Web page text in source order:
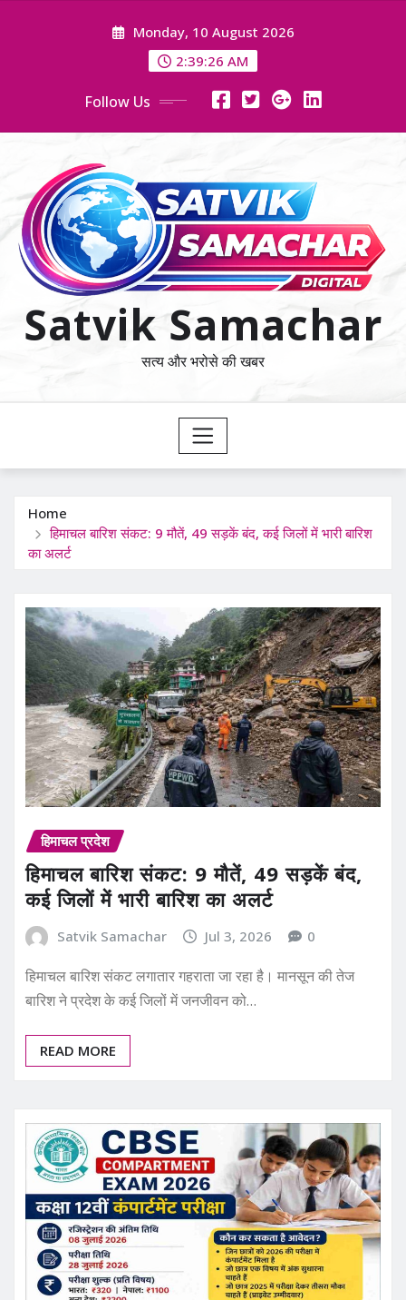
Monday, 10 August 2026
2:39:27 AM
Follow Us
Satvik Samachar
सत्य और भरोसे की खबर
Home
हिमाचल बारिश संकट: 9 मौतें, 49 सड़कें बंद, कई जिलों में भारी बारिश
का अलर्ट
हिमाचल प्रदेश
हिमाचल बारिश संकट: 9 मौतें, 49 सड़कें बंद,
कई जिलों में भारी बारिश का अलर्ट
Satvik Samachar Jul 3, 2026 0
हिमाचल बारिश संकट लगातार गहराता जा रहा है। मानसून की तेज
बारिश ने प्रदेश के कई जिलों में जनजीवन को…
READ MORE